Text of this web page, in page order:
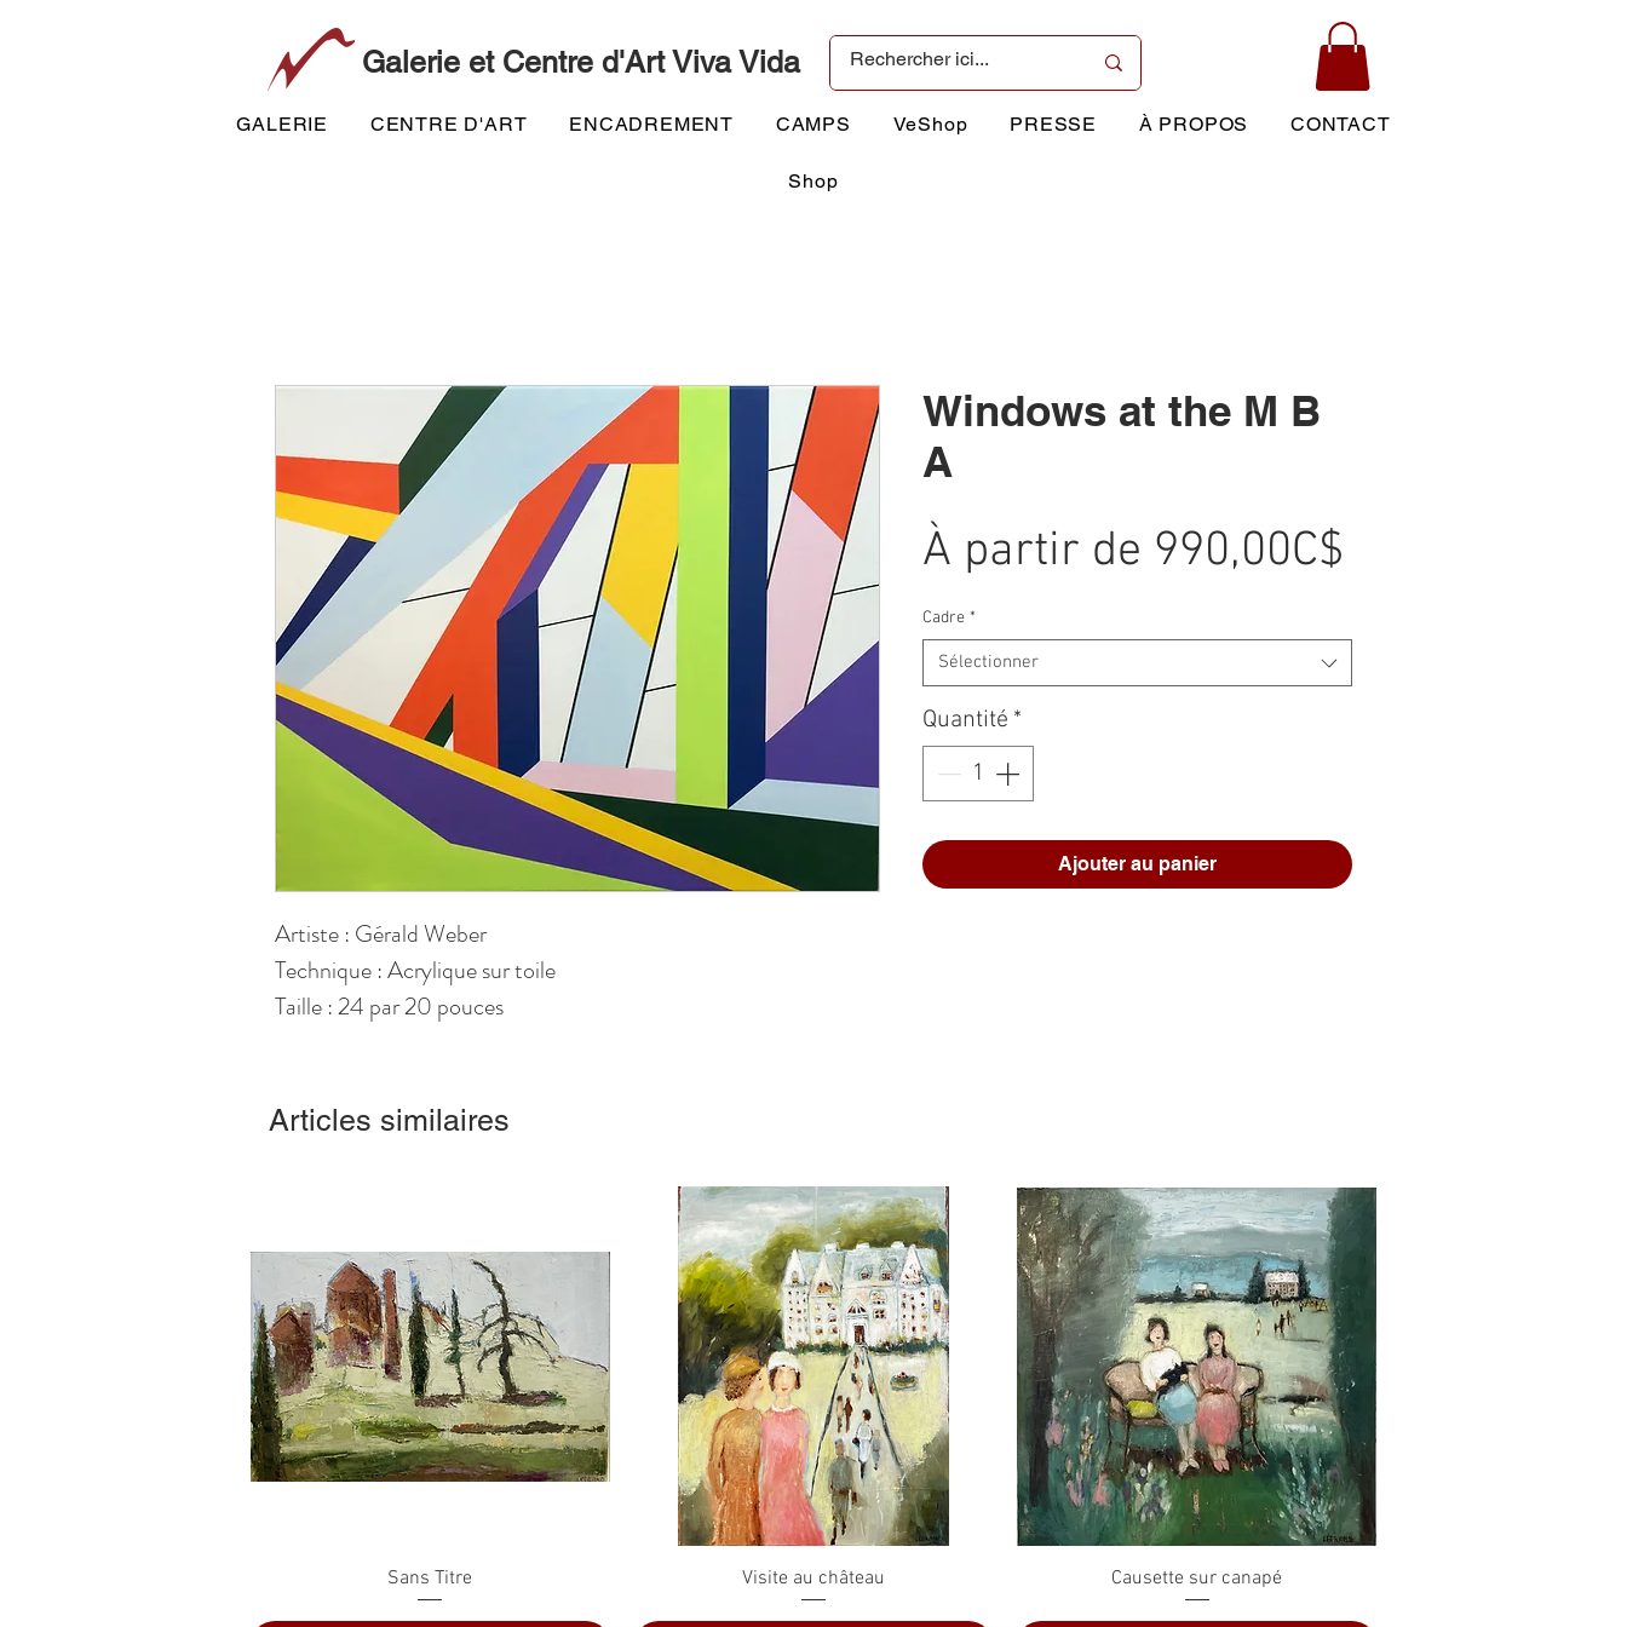
Galerie et Centre d'Art Viva Vida
GALERIE CENTRE D'ART ENCADREMENT CAMPS VeShop PRESSE À PROPOS CONTACT
Shop
Artiste : Gérald Weber
Technique : Acrylique sur toile
Taille : 24 par 20 pouces
Windows at the M B
A
À partir de 990,00C$
Cadre *
Sélectionner
Quantité *
Ajouter au panier
Articles similaires
Aperçu rapide
Sans Titre Aperçu rapide
Visite au château Aperçu rapide
Causette sur canapé